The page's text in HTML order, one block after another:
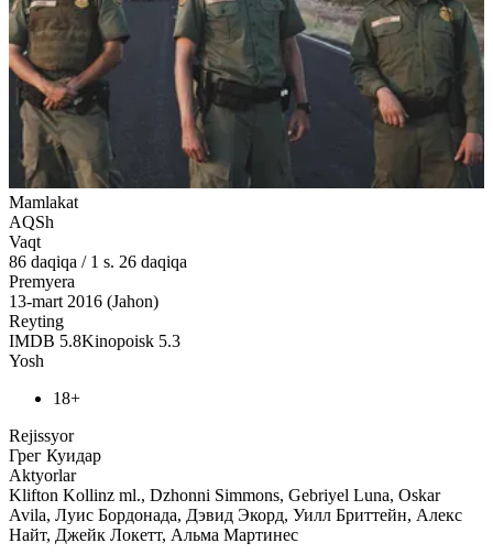
Mamlakat
AQSh
Vaqt
86 daqiqa / 1 s. 26 daqiqa
Premyera
13-mart 2016 (Jahon)
Reyting
IMDB 5.8Kinopoisk 5.3
Yosh
18+
Rejissyor
Грег Куидар
Aktyorlar
Klifton Kollinz ml., Dzhonni Simmons, Gebriyel Luna, Oskar
Avila, Луис Бордонада, Дэвид Экорд, Уилл Бриттейн, Алекс
Найт, Джейк Локетт, Альма Мартинес